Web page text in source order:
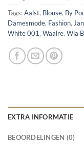
Tags:Aalst, Blouse, By
Damesmode, Fashion,
White 001, Waalre, Wia
EXTRA INFORMATIE
BEOORDELINGEN (0)